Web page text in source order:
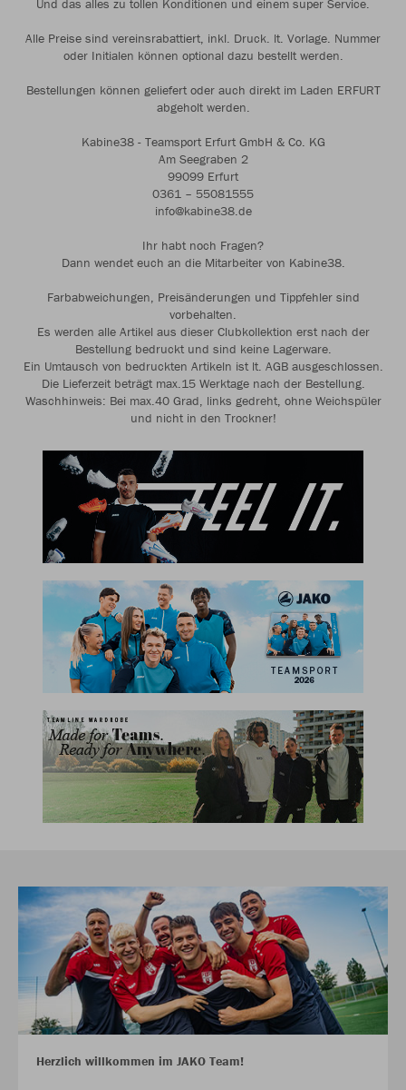
Und das alles zu tollen Konditionen und einem super Service.
Alle Preise sind vereinsrabattiert, inkl. Druck. lt. Vorlage. Nummer
oder Initialen können optional dazu bestellt werden.
Bestellungen können geliefert oder auch direkt im Laden ERFURT
abgeholt werden.
Kabine38 - Teamsport Erfurt GmbH & Co. KG
Am Seegraben 2
99099 Erfurt
0361 – 55081555
info@kabine38.de
Ihr habt noch Fragen?
Dann wendet euch an die Mitarbeiter von Kabine38.
Farbabweichungen, Preisänderungen und Tippfehler sind
vorbehalten.
Es werden alle Artikel aus dieser Clubkollektion erst nach der
Bestellung bedruckt und sind keine Lagerware.
Ein Umtausch von bedruckten Artikeln ist lt. AGB ausgeschlossen.
Die Lieferzeit beträgt max.15 Werktage nach der Bestellung.
Waschhinweis: Bei max.40 Grad, links gedreht, ohne Weichspüler
und nicht in den Trockner!
Herzlich willkommen im JAKO Team!